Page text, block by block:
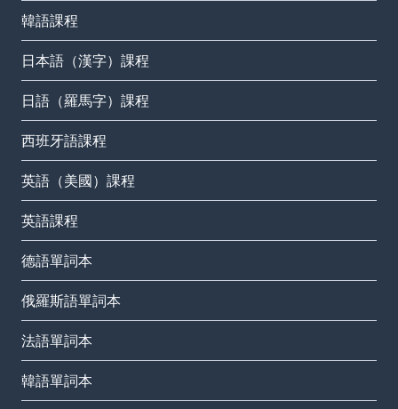
韓語課程
日本語（漢字）課程
日語（羅馬字）課程
西班牙語課程
英語（美國）課程
英語課程
德語單詞本
俄羅斯語單詞本
法語單詞本
韓語單詞本